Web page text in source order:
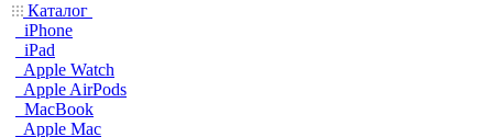
Каталог
iPhone
iPad
Apple Watch
Apple AirPods
MacBook
Apple Mac